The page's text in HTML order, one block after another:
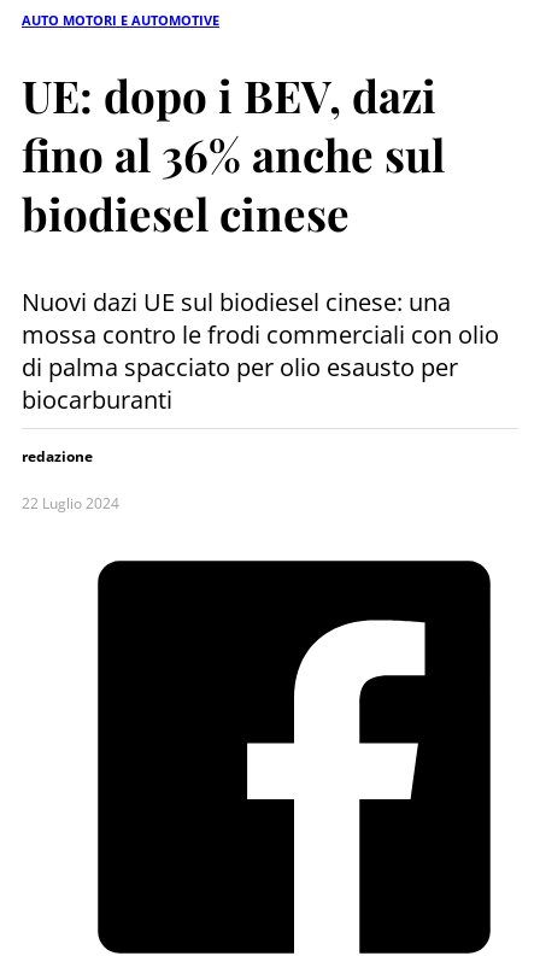
AUTO MOTORI E AUTOMOTIVE
UE: dopo i BEV, dazi
fino al 36% anche sul
biodiesel cinese
Nuovi dazi UE sul biodiesel cinese: una
mossa contro le frodi commerciali con olio
di palma spacciato per olio esausto per
biocarburanti
redazione
22 Luglio 2024